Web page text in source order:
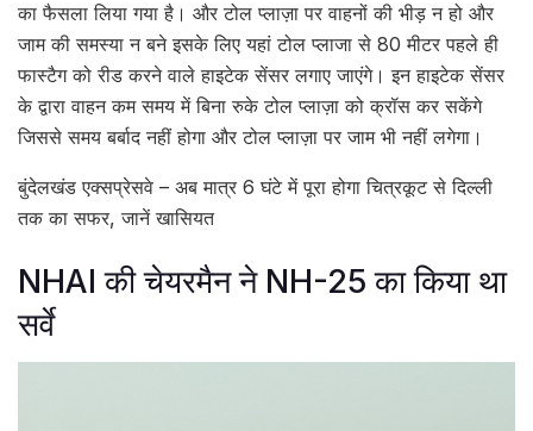
का फैसला लिया गया है। और टोल प्लाज़ा पर वाहनों की भीड़ न हो और
जाम की समस्या न बने इसके लिए यहां टोल प्लाजा से 80 मीटर पहले ही
फास्टैग को रीड करने वाले हाइटेक सेंसर लगाए जाएंगे। इन हाइटेक सेंसर
के द्वारा वाहन कम समय में बिना रुके टोल प्लाज़ा को क्रॉस कर सकेंगे
जिससे समय बर्बाद नहीं होगा और टोल प्लाज़ा पर जाम भी नहीं लगेगा।
बुंदेलखंड एक्सप्रेसवे – अब मात्र 6 घंटे में पूरा होगा चित्रकूट से दिल्ली
तक का सफर, जानें खासियत
NHAI की चेयरमैन ने NH-25 का किया था
सर्वे